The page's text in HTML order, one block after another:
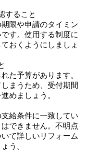
すること
限や申請のタイミン
す。使用する制度に
おくようにしましょ
た予算があります。
まうため、受付期間
めましょう。
給条件に一致してい
できません。不明点
て詳しいリフォーム
う。